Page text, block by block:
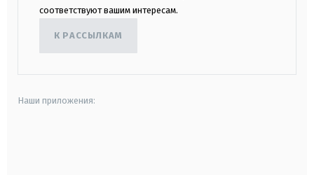
соответствуют вашим интересам.
К РАССЫЛКАМ
Наши приложения: